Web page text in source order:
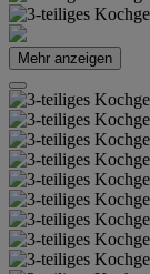
Mehr anzeigen